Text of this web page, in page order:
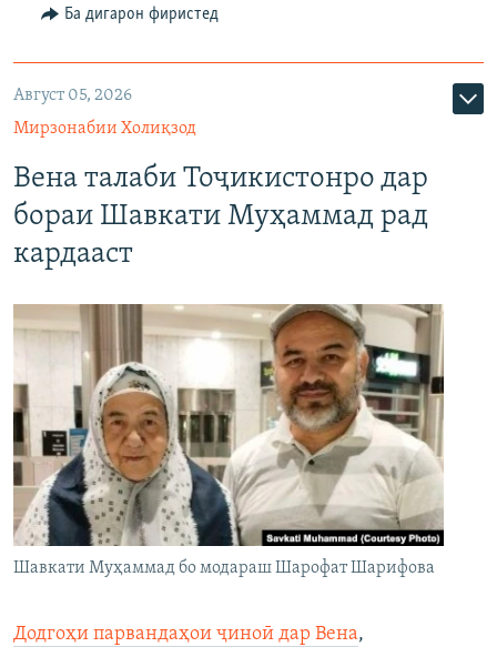
Ба дигарон фиристед
Август 05, 2026
Мирзонабии Холиқзод
Вена талаби Тоҷикистонро дар
бораи Шавкати Муҳаммад рад
кардааст
Шавкати Муҳаммад бо модараш Шарофат Шарифова
Додгоҳи парвандаҳои ҷиноӣ дар Вена,